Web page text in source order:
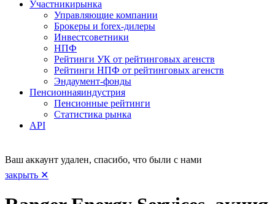
Участникирынка
Управляющие компании
Брокеры и forex-дилеры
Инвестсоветники
НПФ
Рейтинги УК от рейтинговых агенств
Рейтинги НПФ от рейтинговых агенств
Эндаумент-фонды
Пенсионнаяиндустрия
Пенсионные рейтинги
Статистика рынка
API
Ваш аккаунт удален, спасибо, что были с нами
закрыть ✕